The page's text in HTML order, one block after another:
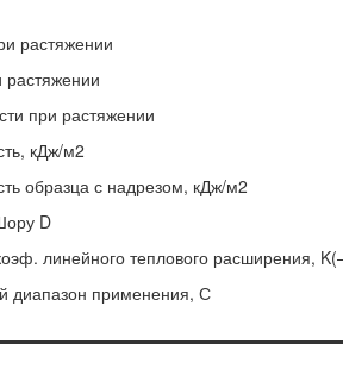
растяжении
при растяжении
кДж/м2
образца с надрезом, кДж/м2
D
линейного теплового расширения,
диапазон применения, С